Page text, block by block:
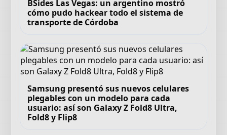
BSides Las Vegas: un argentino mostró
cómo pudo hackear todo el sistema de
transporte de Córdoba
Samsung presentó sus nuevos celulares
plegables con un modelo para cada
usuario: así son Galaxy Z Fold8 Ultra,
Fold8 y Flip8